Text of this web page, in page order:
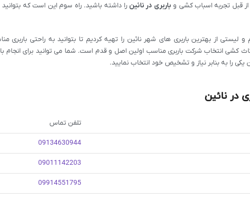
قبل تجربه اسباب کشی و باربری در نائین را داشته باشید. راه سوم این است که
لیستی از بهترین باربری های شهر نائین را تهیه کردیم تا بتوانید به راحتی باربری
کشی انتخاب شرکت باربری مناسب اولین اصل و قدم است. شما می توانید برای انجام
را به بنابر نیاز و تشخیص خود انتخاب نمایید.
در نائین
تلفن تماس
09134630944
09011142203
09914551795